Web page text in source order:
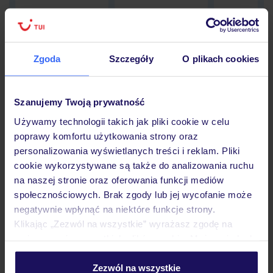
Zgoda Szczegóły O plikach cookies
Szanujemy Twoją prywatność
Używamy technologii takich jak pliki cookie w celu
poprawy komfortu użytkowania strony oraz
personalizowania wyświetlanych treści i reklam. Pliki
cookie wykorzystywane są także do analizowania ruchu
na naszej stronie oraz oferowania funkcji mediów
społecznościowych. Brak zgody lub jej wycofanie może
negatywnie wpłynąć na niektóre funkcje strony.
Klikając „Zezwól na wszystkie” wyrażasz zgodę na
personalizować swój wybór wchodząc w zakładkę
Zezwól na wszystkie
Hotel
Opinie
Pokoje
Wyżywienie
Atrakcje